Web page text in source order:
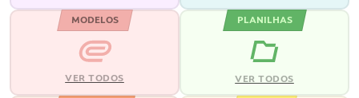
MODELOS
VER TODOS
PLANILHAS
VER TODOS